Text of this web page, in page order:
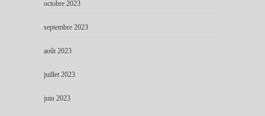
octobre 2023
septembre 2023
août 2023
juillet 2023
juin 2023